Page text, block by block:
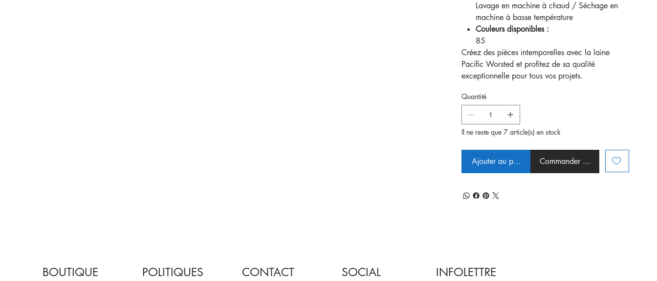
Lavage en machine à chaud / Séchage en
machine à basse température
Couleurs disponibles :
85
Créez des pièces intemporelles avec la laine
Pacific Worsted et profitez de sa qualité
exceptionnelle pour tous vos projets.
Quantité
Il ne reste que 7 article(s) en stock
Ajouter au panier Commander et payer
BOUTIQUE POLITIQUES CONTACT SOCIAL INFOLETTRE